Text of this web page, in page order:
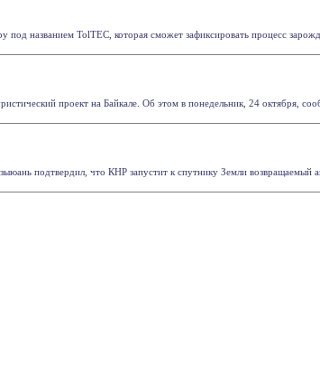
названием TolTEC, которая сможет зафиксировать процесс
проект на Байкале. Об этом в понедельник, 24 октября,
подтвердил, что КНР запустит к спутнику Земли возвращаемый